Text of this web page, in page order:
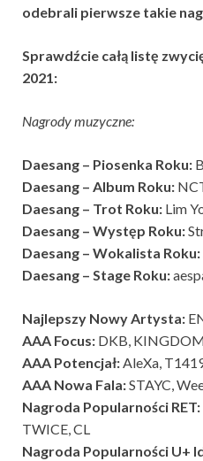
odebrali pierwsze takie
Sprawdźcie całą listę
2021:
Nagrody muzyczne:
Daesang – Piosenka Roku:
Daesang – Album Roku:
Daesang – Trot Roku: Lim
Daesang – Występ Roku:
Daesang – Wokalista Roku:
Daesang – Stage Roku:
Najlepszy Nowy Artysta:
AAA Focus: DKB,
AAA Potencjał:AleXa,
AAA Nowa Fala:STAYC,
Nagroda Popularności RET:
TWICE, CL
Nagroda Popularności U+